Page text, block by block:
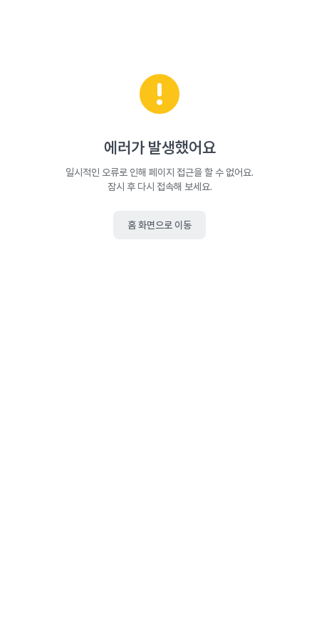
에러가 발생했어요
일시적인 오류로 인해 페이지 접근을 할 수 없어요.
잠시 후 다시 접속해 보세요.
홈 화면으로 이동